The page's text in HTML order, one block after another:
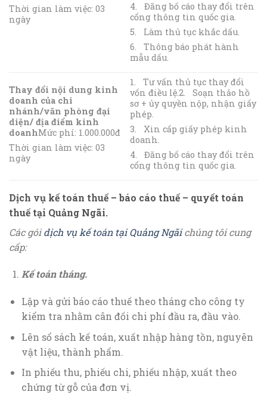
Thời gian làm việc: 03
ngày
4. Đăng bố cáo thay đổi trên
cổng thông tin quốc gia.
5. Làm thủ tục khắc dấu.
6. Thông báo phát hành
mẫu dấu.
Thay đổi nội dung kinh
doanh của chi
nhánh/văn phòng đại
diện/ địa điểm kinh
doanhMức phí: 1.000.000đ
Thời gian làm việc: 03
ngày
1. Tư vấn thủ tục thay đổi
vốn điều lệ.2. Soạn thảo hồ
sơ + ủy quyền nộp, nhận giấy
phép.
3. Xin cấp giấy phép kinh
doanh.
4. Đăng bố cáo thay đổi trên
cổng thông tin quốc gia.
Dịch vụ kế toán thuế – báo cáo thuế – quyết toán
thuếtại Quảng Ngãi.
Các góidịch vụ kế toán tại Quảng Ngãichúng tôi cung
cấp:
Kế toán tháng.
Lập và gửi báo cáo thuế theo tháng cho công ty
kiểm tra nhằm cân đối chi phí đầu ra, đầu vào.
Lên sổ sách kế toán, xuất nhập hàng tồn, nguyên
vật liệu, thành phẩm.
In phiếu thu, phiếu chi, phiếu nhập, xuất theo
chứng từ gỗ của đơn vị.